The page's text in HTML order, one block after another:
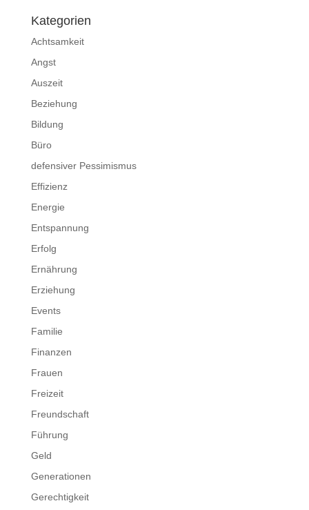
Kategorien
Achtsamkeit
Angst
Auszeit
Beziehung
Bildung
Büro
defensiver Pessimismus
Effizienz
Energie
Entspannung
Erfolg
Ernährung
Erziehung
Events
Familie
Finanzen
Frauen
Freizeit
Freundschaft
Führung
Geld
Generationen
Gerechtigkeit